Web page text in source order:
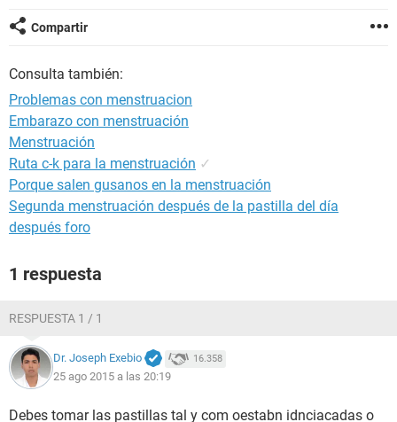
Compartir
Consulta también:
Problemas con menstruacion
Embarazo con menstruación
Menstruación
Ruta c-k para la menstruación ✓
Porque salen gusanos en la menstruación
Segunda menstruación después de la pastilla del día
después foro
1 respuesta
RESPUESTA 1 / 1
Dr. Joseph Exebio 16.358
25 ago 2015 a las 20:19
Debes tomar las pastillas tal y com oestabn idnciacadas o